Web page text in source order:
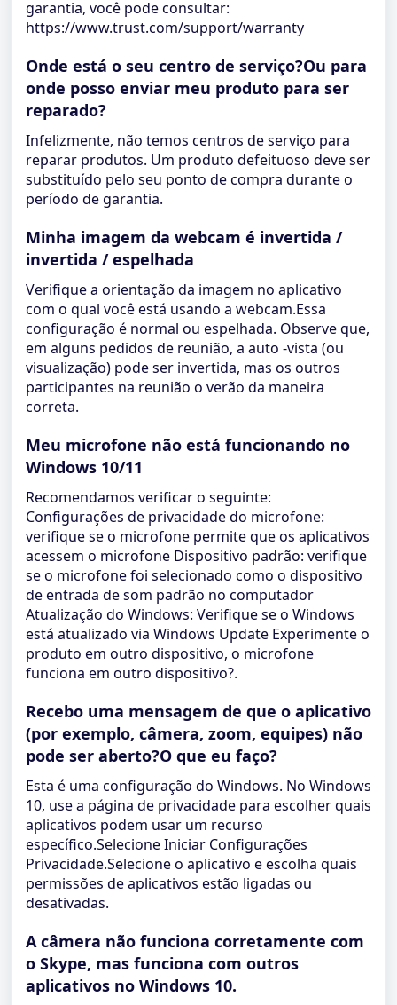
garantia, você pode consultar:
https://www.trust.com/support/warranty
Onde está o seu centro de serviço?Ou para
onde posso enviar meu produto para ser
reparado?
Infelizmente, não temos centros de serviço para
reparar produtos. Um produto defeituoso deve ser
substituído pelo seu ponto de compra durante o
período de garantia.
Minha imagem da webcam é invertida /
invertida / espelhada
Verifique a orientação da imagem no aplicativo
com o qual você está usando a webcam.Essa
configuração é normal ou espelhada. Observe que,
em alguns pedidos de reunião, a auto -vista (ou
visualização) pode ser invertida, mas os outros
participantes na reunião o verão da maneira
correta.
Meu microfone não está funcionando no
Windows 10/11
Recomendamos verificar o seguinte:
Configurações de privacidade do microfone:
verifique se o microfone permite que os aplicativos
acessem o microfone Dispositivo padrão: verifique
se o microfone foi selecionado como o dispositivo
de entrada de som padrão no computador
Atualização do Windows: Verifique se o Windows
está atualizado via Windows Update Experimente o
produto em outro dispositivo, o microfone
funciona em outro dispositivo?.
Recebo uma mensagem de que o aplicativo
(por exemplo, câmera, zoom, equipes) não
pode ser aberto?O que eu faço?
Esta é uma configuração do Windows. No Windows
10, use a página de privacidade para escolher quais
aplicativos podem usar um recurso
específico.Selecione Iniciar Configurações
Privacidade.Selecione o aplicativo e escolha quais
permissões de aplicativos estão ligadas ou
desativadas.
A câmera não funciona corretamente com
o Skype, mas funciona com outros
aplicativos no Windows 10.